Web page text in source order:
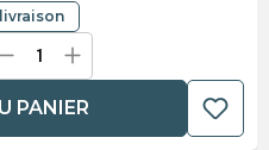
PANIER